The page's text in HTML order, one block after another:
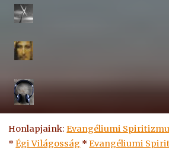
Honlapjaink:Evangéliumi
*Égi Világosság *Evangéliumi